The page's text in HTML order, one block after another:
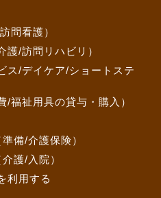
問看護）
護/訪問リハビリ）
ス/デイケア/ショートステ
/福祉用具の貸与・購入）
備/介護保険）
護/入院）
利用する